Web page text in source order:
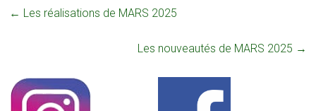
← Les réalisations de MARS 2025
Les nouveautés de MARS 2025 →